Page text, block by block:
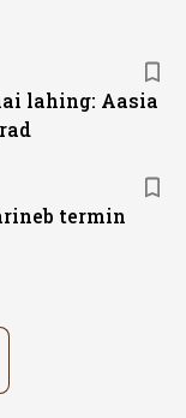
lahing: Aasia
termin